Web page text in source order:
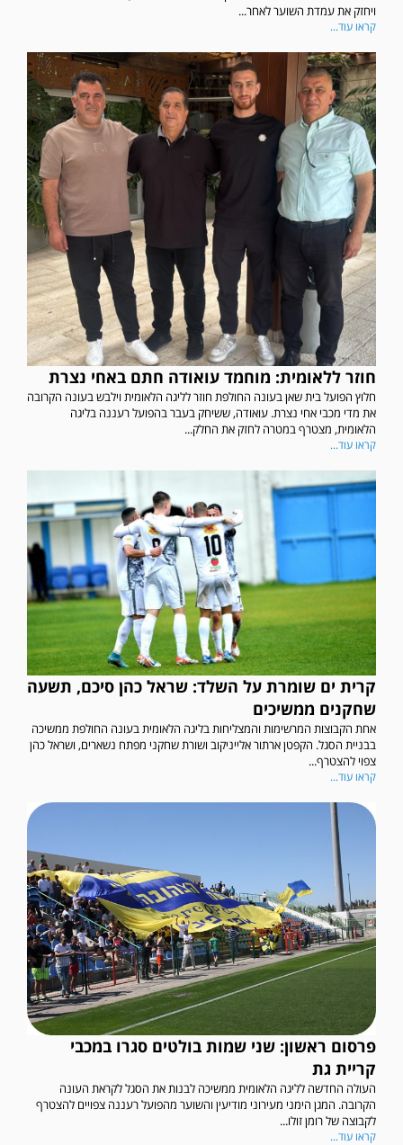
ויחזק את עמדת השוער לאחר...
קראו עוד...
חוזר ללאומית: מוחמד עואודה חתם באחי נצרת
חלוץ הפועל בית שאן בעונה החולפת חוזר לליגה הלאומית וילבש בעונה הקרובה
את מדי מכבי אחי נצרת. עואודה, ששיחק בעבר בהפועל רעננה בליגה
הלאומית, מצטרף במטרה לחזק את החלק...
קראו עוד...
קרית ים שומרת על השלד: שראל כהן סיכם, תשעה
שחקנים ממשיכים
אחת הקבוצות המרשימות והמצליחות בליגה הלאומית בעונה החולפת ממשיכה
בבניית הסגל. הקפטן ארתור אלייניקוב ושורת שחקני מפתח נשארים, ושראל כהן
צפוי להצטרף...
קראו עוד...
פרסום ראשון: שני שמות בולטים סגרו במכבי
קריית גת
העולה החדשה לליגה הלאומית ממשיכה לבנות את הסגל לקראת העונה
הקרובה. המגן הימני מעירוני מודיעין והשוער מהפועל רעננה צפויים להצטרף
לקבוצה של רומן זולו...
קראו עוד...